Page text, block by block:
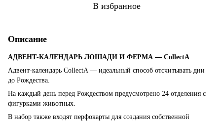
В избранное
Описание
АДВЕНТ-КАЛЕНДАРЬ ЛОШАДИ И ФЕРМА — CollectA
Адвент-календарь CollectA — идеальный способ отсчитывать дни
до Рождества.
На каждый день перед Рождеством предусмотрено 24 отделения с
фигурками животных.
В набор также входят перфокарты для создания собственной